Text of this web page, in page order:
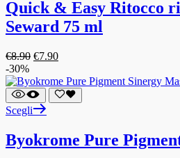
Quick & Easy Ritocco
Seward 75 ml
€8.90 €7.90
-30%
Scegli
Byokrome Pure